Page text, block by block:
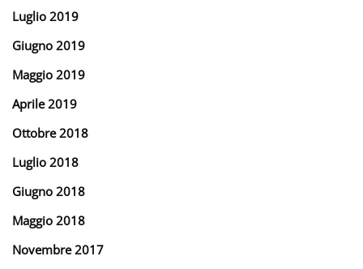
Luglio 2019
Giugno 2019
Maggio 2019
Aprile 2019
Ottobre 2018
Luglio 2018
Giugno 2018
Maggio 2018
Novembre 2017